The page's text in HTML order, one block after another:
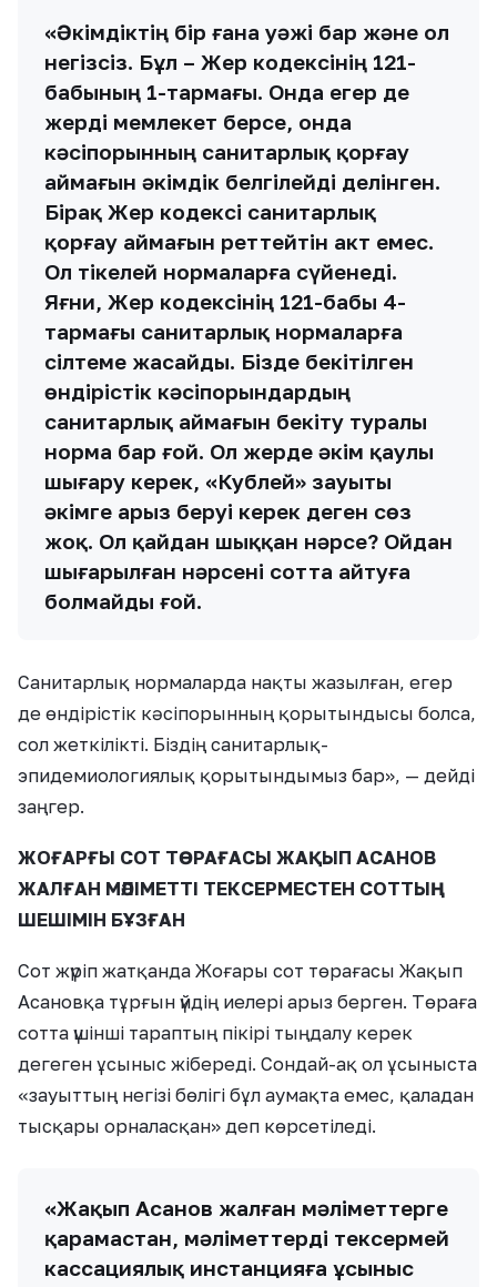
«Әкімдіктің бір ғана уәжі бар және ол
негізсіз. Бұл – Жер кодексінің 121-
бабының 1-тармағы. Онда егер де
жерді мемлекет берсе, онда
кәсіпорынның санитарлық қорғау
аймағын әкімдік белгілейді делінген.
Бірақ Жер кодексі санитарлық
қорғау аймағын реттейтін акт емес.
Ол тікелей нормаларға сүйенеді.
Яғни, Жер кодексінің 121-бабы 4-
тармағы санитарлық нормаларға
сілтеме жасайды. Бізде бекітілген
өндірістік кәсіпорындардың
санитарлық аймағын бекіту туралы
норма бар ғой. Ол жерде әкім қаулы
шығару керек, «Кублей» зауыты
әкімге арыз беруі керек деген сөз
жоқ. Ол қайдан шыққан нәрсе? Ойдан
шығарылған нәрсені сотта айтуға
болмайды ғой.
Санитарлық нормаларда нақты жазылған, егер
де өндірістік кәсіпорынның қорытындысы болса,
сол жеткілікті. Біздің санитарлық-
эпидемиологиялық қорытындымыз бар», — дейді
заңгер.
ЖОҒАРҒЫ СОТ ТӨРАҒАСЫ ЖАҚЫП АСАНОВ
ЖАЛҒАН МӘЛІМЕТТІ ТЕКСЕРМЕСТЕН СОТТЫҢ
ШЕШІМІН БҰЗҒАН
Сот жүріп жатқанда Жоғары сот төрағасы Жақып
Асановқа тұрғын үйдің иелері арыз берген. Төраға
сотта үшінші тараптың пікірі тыңдалу керек
дегеген ұсыныс жібереді. Сондай-ақ ол ұсыныста
«зауыттың негізі бөлігі бұл аумақта емес, қаладан
тысқары орналасқан» деп көрсетіледі.
«Жақып Асанов жалған мәліметтерге
қарамастан, мәліметтерді тексермей
кассациялық инстанцияға ұсыныс